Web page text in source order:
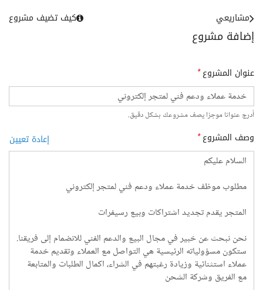
إضافة مشروع
مشاريعي كيف تضيف مشروع
عنوان المشروع*
أدرج عنوانا موجزا يصف مشروعك بشكل دقيق.
وصف المشروع* إعادة تعيين